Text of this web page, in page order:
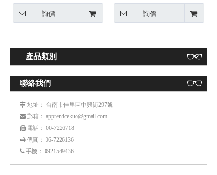
詢價 詢價
產品類別
聯絡我們
 地址 ： 台南市佳里區中興街297號
 郵箱 ： apprenticekuo@gmail.com
 電話 ： 06-7226718
傳真： 06-7226136
 手機： 0921549436